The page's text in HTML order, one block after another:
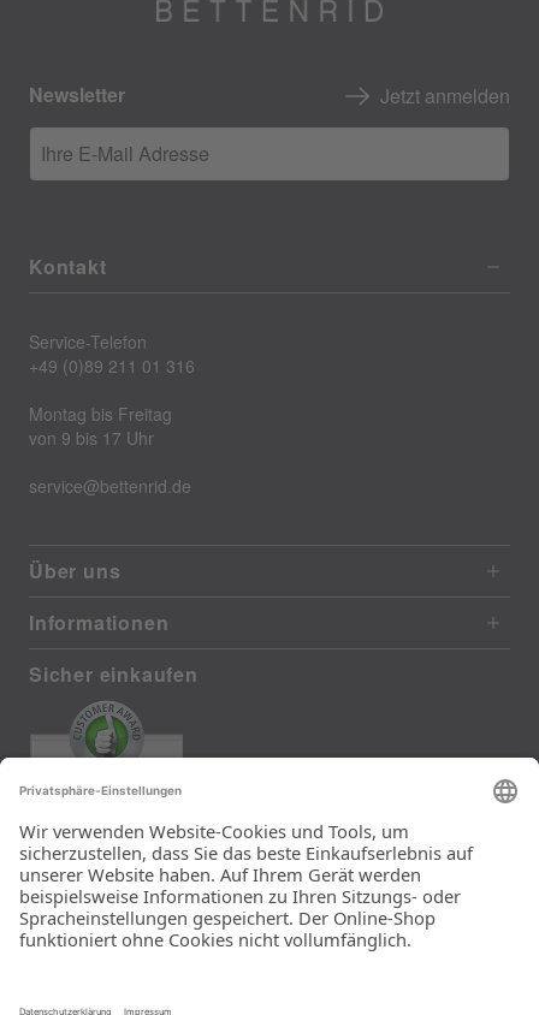
Newsletter Jetzt anmelden
Ihre E-Mail Adresse
Kontakt
Service-Telefon
+49 (0)89 211 01 316
Montag bis Freitag
von 9 bis 17 Uhr
service@bettenrid.de
Über uns
Informationen
Sicher einkaufen
385 reviews from real customers
(last 12 months)
Total: 11283
Die Auswahl und die
Einfachheit der
Bestellung.